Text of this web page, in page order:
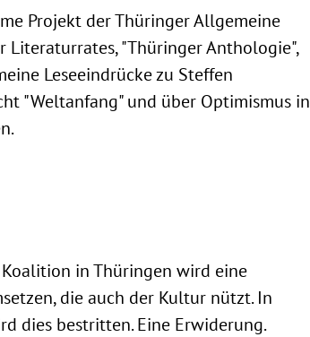
Projekt der Thüringer Allgemeine
Literaturrates, "Thüringer Anthologie",
Leseeindrücke zu Steffen
"Weltanfang" und über Optimismus in
in Thüringen wird eine
die auch der Kultur nützt. In
dies bestritten. Eine Erwiderung.